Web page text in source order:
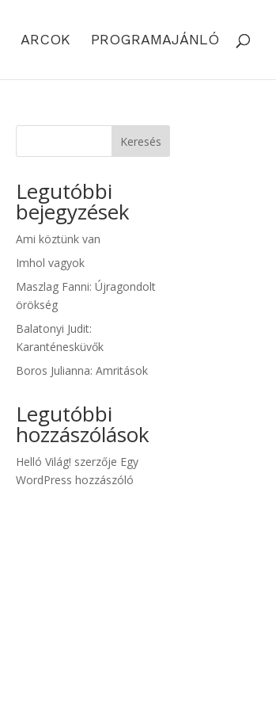
ARCOK PROGRAMAJÁNLÓ
Keresés
Legutóbbi
bejegyzések
Ami köztünk van
Imhol vagyok
Maszlag Fanni: Újragondolt
örökség
Balatonyi Judit:
Karanténesküvők
Boros Julianna: Amritások
Legutóbbi
hozzászólások
Helló Világ! szerzője Egy
WordPress hozzászóló